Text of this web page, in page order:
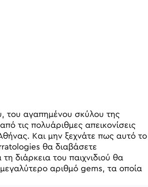
του αγαπημένου σκύλου της
τις πολυάριθμες απεικονίσεις
Και μην ξεχνάτε πως αυτό το
θα διαβάσετε
διάρκεια του παιχνιδιού θα
αριθμό gems, τα οποία